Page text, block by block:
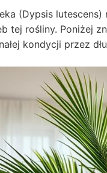
(Dypsis
tej rośliny. Poniżej
kondycji przez